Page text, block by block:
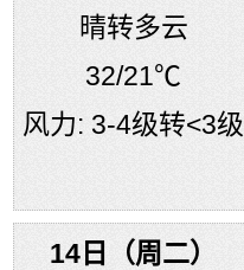
晴转多云
32/21℃
风力: 3-4级转<3级
14日（周二）